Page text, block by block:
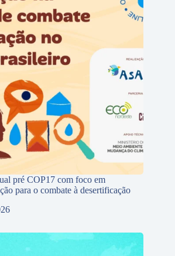
pré COP17 com foco em
para o combate à desertificação